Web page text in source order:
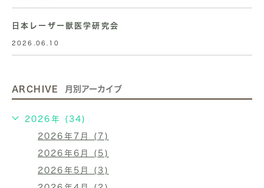
日本レーザー獣医学研究会
2026.06.10
ARCHIVE 月別アーカイブ
2026年 (34)
2026年7月 (7)
2026年6月 (5)
2026年5月 (3)